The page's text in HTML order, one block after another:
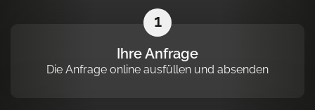
1
Ihre Anfrage
Die Anfrage online ausfüllen und absenden